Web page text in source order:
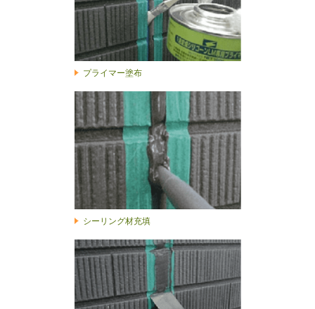
プライマー塗布
シーリング材充填